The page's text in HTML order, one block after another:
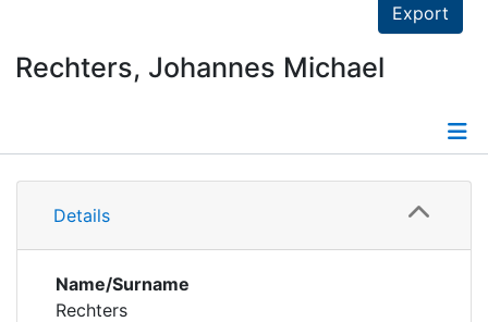
Export
Rechters, Johannes Michael
Details
Details
Name/Surname
Rechters